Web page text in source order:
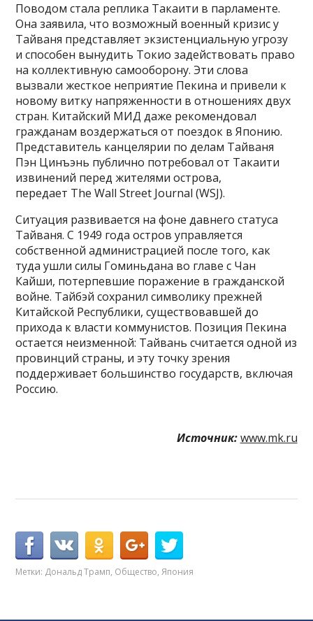
Поводом стала реплика Такаити в парламенте.
Она заявила, что возможный военный кризис у
Тайваня представляет экзистенциальную угрозу
и способен вынудить Токио задействовать право
на коллективную самооборону. Эти слова
вызвали жесткое неприятие Пекина и привели к
новому витку напряженности в отношениях двух
стран. Китайский МИД даже рекомендовал
гражданам воздержаться от поездок в Японию.
Представитель канцелярии по делам Тайваня
Пэн Цинъэнь публично потребовал от Такаити
извинений перед жителями острова,
передает The Wall Street Journal (WSJ).
Ситуация развивается на фоне давнего статуса
Тайваня. С 1949 года остров управляется
собственной администрацией после того, как
туда ушли силы Гоминьдана во главе с Чан
Кайши, потерпевшие поражение в гражданской
войне. Тайбэй сохранил символику прежней
Китайской Республики, существовавшей до
прихода к власти коммунистов. Позиция Пекина
остается неизменной: Тайвань считается одной из
провинций страны, и эту точку зрения
поддерживает большинство государств, включая
Россию.
Источник: www.mk.ru
Метки: Дональд Трамп, Общество,Япония